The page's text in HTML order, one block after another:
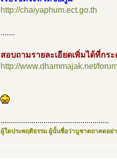
http://chaiyaphum.ect.go.th
.......
สอบถามรายละเอียดเพิ่มได้ที่กร
http://www.dhammajak.net/
.....................................................
ผู้ใดประพฤติธรรม ผู้นั้นชื่อว่าบูชาตถาคตอย่า